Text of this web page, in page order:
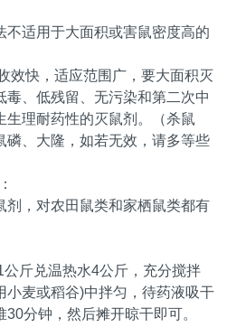
不适用于大面积或害鼠密度高的
效快，适应范围广，要大面积灭
毒、低残留、无污染和第二次中
生理耐药性的灭鼠剂。（杀鼠
磷、大隆，如若无效，请多等些
剂，对农田鼠类和家栖鼠类都有
斤兑温热水4公斤，充分搅拌
小麦或稻谷)中拌匀，待药液吸干
30分钟，然后摊开晾干即可。